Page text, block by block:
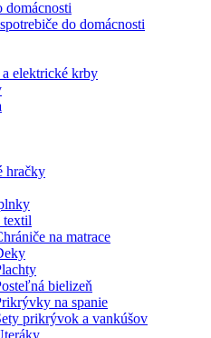
domácnosti
do domácnosti
elektrické krby
hračky
na matrace
bielizeň
na spanie
prikrývok a vankúšov